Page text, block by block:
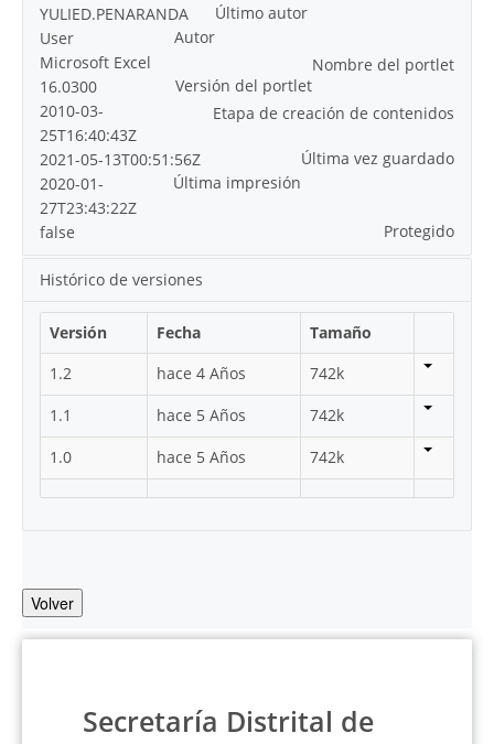
Último autor
YULIED.PENARANDA
Autor
User
Nombre del portlet
Microsoft Excel
Versión del portlet
16.0300
Etapa de creación de contenidos
2010-03-
25T16:40:43Z
Última vez guardado
2021-05-13T00:51:56Z
Última impresión
2020-01-
27T23:43:22Z
Protegido
false
Histórico de versiones
Versión Fecha
Tamaño
1.2
hace 4 Años
742k
1.1
hace 5 Años
742k
1.0
hace 5 Años 742k
Volver
Secretaría Distrital de